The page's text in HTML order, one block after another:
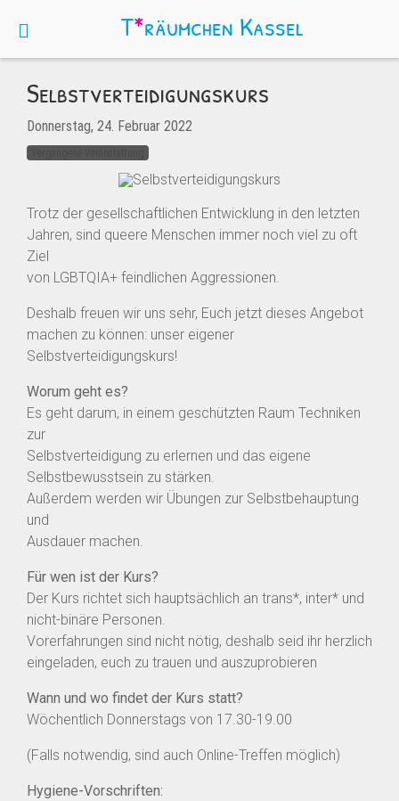
Selbstverteidigungskurs
Donnerstag, 24. Februar 2022
Trotz der gesellschaftlichen Entwicklung in den letzten
Jahren, sind queere Menschen immer noch viel zu oft
Ziel
von LGBTQIA+ feindlichen Aggressionen.
Deshalb freuen wir uns sehr, Euch jetzt dieses Angebot
machen zu können: unser eigener
Selbstverteidigungskurs!
Worum geht es?
Es geht darum, in einem geschützten Raum Techniken
zur
Selbstverteidigung zu erlernen und das eigene
Selbstbewusstsein zu stärken.
Außerdem werden wir Übungen zur Selbstbehauptung
und
Ausdauer machen.
Für wen ist der Kurs?
Der Kurs richtet sich hauptsächlich an trans*, inter* und
nicht-binäre Personen.
Vorerfahrungen sind nicht nötig, deshalb seid ihr herzlich
eingeladen, euch zu trauen und auszuprobieren
Wann und wo findet der Kurs statt?
Wöchentlich Donnerstags von 17.30-19.00
(Falls notwendig, sind auch Online-Treffen möglich)
Hygiene-Vorschriften:
T*räumchen Kassel